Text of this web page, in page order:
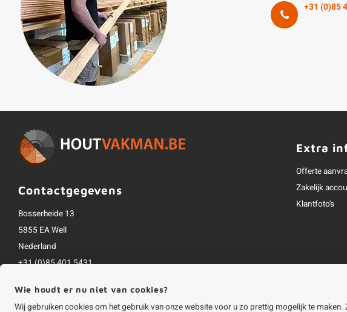
+31 (0)85
Contactgegevens
Bosserheide 13
5855 EA Well
Nederland
+31 (0)85 401 5431
Alle bedragen zijn incl. btw
Extra
Offerte
Zakelijk
Klantfoto's
Wie houdt er nu niet van cookies?
Wij gebruiken cookies om het gebruik van onze website voor u zo prettig mogelijk te